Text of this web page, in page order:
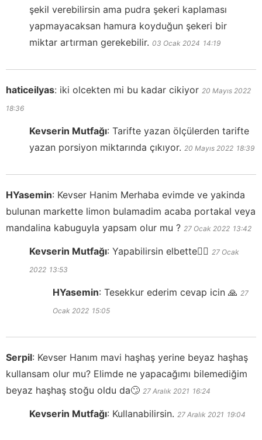
şekil verebilirsin ama pudra şekeri kaplaması
yapmayacaksan hamura koyduğun şekeri bir
miktar artırman gerekebilir. 03 Ocak 2024 14:19
haticeilyas: iki olcekten mi bu kadar cikiyor 20 Mayıs 2022
18:36
Kevserin Mutfağı: Tarifte yazan ölçülerden tarifte
yazan porsiyon miktarında çıkıyor. 20 Mayıs 2022 18:39
HYasemin: Kevser Hanim Merhaba evimde ve yakinda
bulunan markette limon bulamadim acaba portakal veya
mandalina kabuguyla yapsam olur mu ? 27 Ocak 2022 13:42
Kevserin Mutfağı: Yapabilirsin elbette👍🏻 27 Ocak
2022 13:53
HYasemin: Tesekkur ederim cevap icin 🙏 27
Ocak 2022 15:05
Serpil: Kevser Hanım mavi haşhaş yerine beyaz haşhaş
kullansam olur mu? Elimde ne yapacağımı bilemediğim
beyaz haşhaş stoğu oldu da🙄 27 Aralık 2021 16:24
Kevserin Mutfağı: Kullanabilirsin. 27 Aralık 2021 19:04